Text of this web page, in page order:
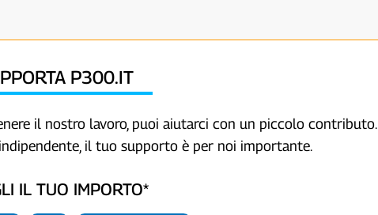
P300.IT
il nostro lavoro, puoi aiutarci con un piccolo contributo.
il tuo supporto è per noi importante.
IL TUO IMPORTO*